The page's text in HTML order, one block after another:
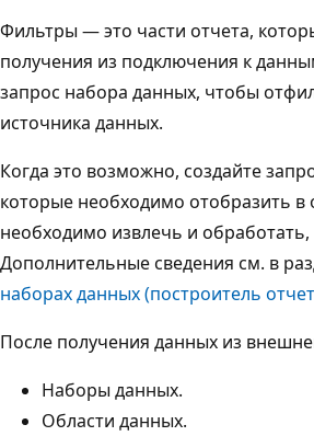
Фильтры — это части отчета,
получения из подключения к
запрос набора данных, чтобы
источника данных.
Когда это возможно, создайте
которые необходимо отобразить
необходимо извлечь и
Дополнительные сведения см. в
наборах данных (построитель
После получения данных из
Наборы данных.
Области данных.